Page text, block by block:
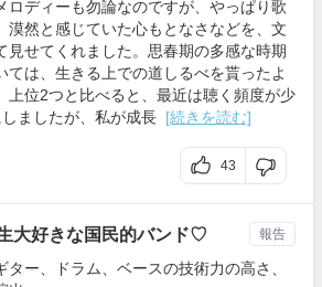
ロディーも勿論なのですが、やっぱり歌
漠然と感じていた心もとなさなどを、文
見せてくれました。思春期の多感な時期
ては、生きる上での道しるべを貰ったよ
上位2つと比べると、最近は聴く頻度が少
ましたが、私が成長 [続きを読む]
43
大好きな国民的バンド♡
ー、ドラム、ベースの技術力の高さ、
報告